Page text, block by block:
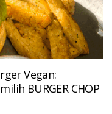
Vegan:
BURGER CHOP